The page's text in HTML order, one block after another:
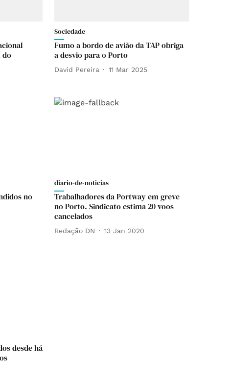
do
Sociedade
Fumo a bordo de avião da TAP obriga
a desvio para o Porto
David Pereira 11 Mar 2025
no
diario-de-noticias
Trabalhadores da Portway em greve
no Porto. Sindicato estima 20 voos
cancelados
Redação DN 13 Jan 2020
desde há